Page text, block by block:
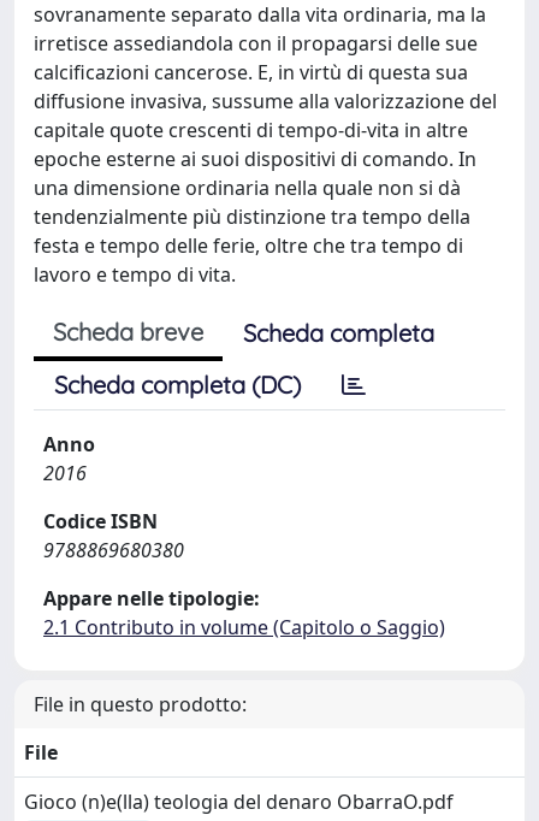
sovranamente separato dalla vita ordinaria, ma la
irretisce assediandola con il propagarsi delle sue
calcificazioni cancerose. E, in virtù di questa sua
diffusione invasiva, sussume alla valorizzazione del
capitale quote crescenti di tempo-di-vita in altre
epoche esterne ai suoi dispositivi di comando. In
una dimensione ordinaria nella quale non si dà
tendenzialmente più distinzione tra tempo della
festa e tempo delle ferie, oltre che tra tempo di
lavoro e tempo di vita.
Scheda breve
Scheda completa
Scheda completa (DC)
Anno
2016
Codice ISBN
9788869680380
Appare nelle tipologie:
2.1 Contributo in volume (Capitolo o Saggio)
File in questo prodotto:
File
Gioco (n)e(lla) teologia del denaro ObarraO.pdf